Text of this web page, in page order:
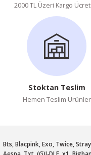
2000 TL Üzeri Kargo
Stoktan Teslim
Hemen Teslim Ürünler
Bts, Blacpink, Exo, Twice,